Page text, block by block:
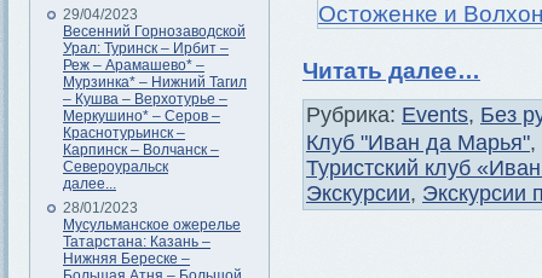
29/04/2023
Весенний Горнозаводской
Урал: Туринск – Ирбит –
Реж – Арамашево* –
Мурзинка* – Нижний Тагил
– Кушва – Верхотурье –
Меркушино* – Серов –
Краснотурьинск –
Карпинск – Волчанск –
Североуральск
далее...
28/01/2023
Мусульманское ожерелье
Татарстана: Казань –
Нижняя Береске –
Читать далее…
Рубрика: Events, Без
Клуб "Иван да Марья",
Туристский клуб
Экскурсии, Экскурсии